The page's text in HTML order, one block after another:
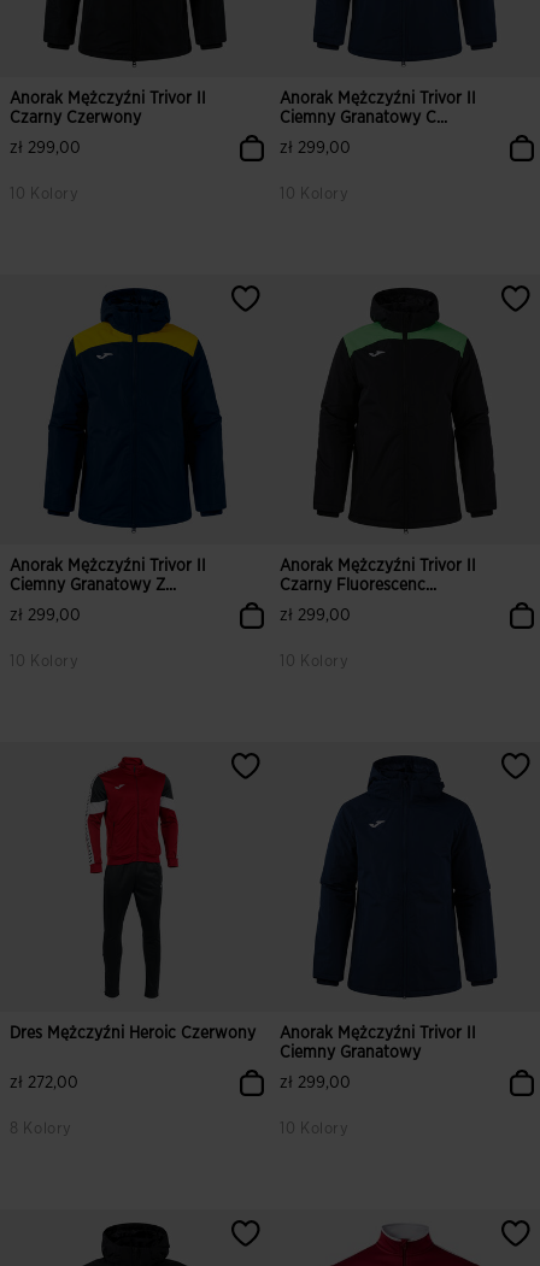
Anorak Mężczyźni Trivor II
Czarny Czerwony
zł 299,00
10 Kolory
Anorak Mężczyźni Trivor II
Ciemny Granatowy C...
zł 299,00
10 Kolory
Anorak Mężczyźni Trivor II
Ciemny Granatowy Z...
zł 299,00
10 Kolory
Anorak Mężczyźni Trivor II
Czarny Fluorescenc...
zł 299,00
10 Kolory
Dres Mężczyźni Heroic Czerwony
zł 272,00
8 Kolory
Anorak Mężczyźni Trivor II
Ciemny Granatowy
zł 299,00
10 Kolory